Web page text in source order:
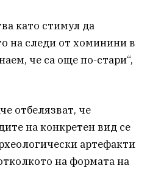
като стимул да
на следи от хоминини в
че са още по-стари“,
отбелязват, че
на конкретен вид се
артефакти
на формата на